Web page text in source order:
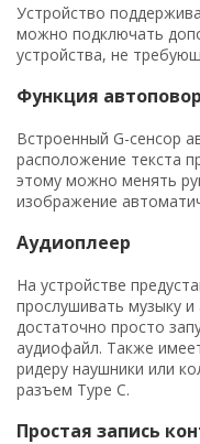
Устройство
можно подключать
устройства, не
Функция
Встроенный G-сенсор
расположение текста
этому можно менять
изображение
Аудиоплеер
На устройстве
прослушивать музыку и
достаточно просто
аудиофайл. Также
ридеру наушники или
разъем Type C.
Простая запись